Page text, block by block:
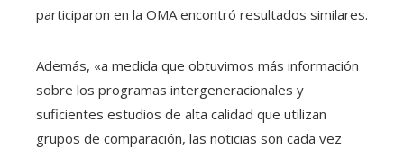
participaron en la OMA encontró resultados similares.
Además, «a medida que obtuvimos más información
sobre los programas intergeneracionales y
suficientes estudios de alta calidad que utilizan
grupos de comparación, las noticias son cada vez